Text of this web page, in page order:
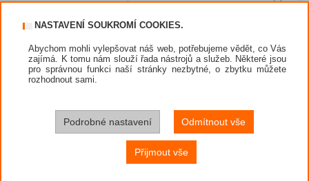
NASTAVENÍ SOUKROMÍ COOKIES.
Abychom mohli vylepšovat náš web, potřebujeme vědět, co Vás
zajímá. K tomu nám slouží řada nástrojů a služeb. Některé jsou
pro správnou funkci naší stránky nezbytné, o zbytku můžete
rozhodnout sami.
Podrobné nastavení Odmítnout vše
Přijmout vše